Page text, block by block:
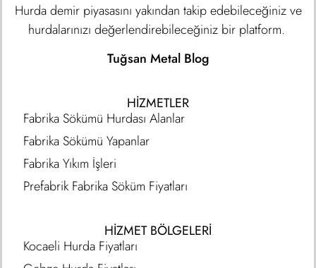
Hurda demir piyasasını yakından takip edebileceğiniz ve
hurdalarınızı değerlendirebileceğiniz bir platform.
Tuğsan Metal Blog
HIZMETLER
Fabrika Sökümü Hurdası Alanlar
Fabrika Sökümü Yapanlar
Fabrika Yıkım İşleri
Prefabrik Fabrika Söküm Fiyatları
HİZMET BÖLGELERİ
Kocaeli Hurda Fiyatları